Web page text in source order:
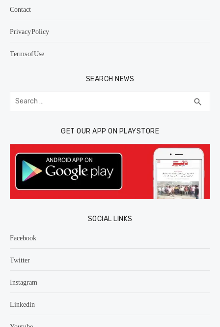
Contact
Privacy Policy
Terms of Use
SEARCH NEWS
Search
for: search
GET OUR APP ON PLAYSTORE
SOCIAL LINKS
Facebook
Twitter
Instagram
Linkedin